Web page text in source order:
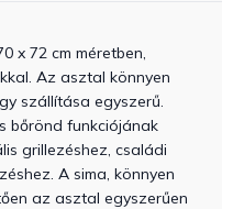
x 72 cm méretben,
Az asztal könnyen
szállítása egyszerű.
bőrönd funkciójának
grillezéshez, családi
A sima, könnyen
az asztal egyszerűen